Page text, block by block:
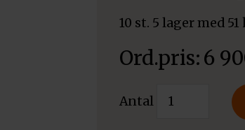
10 st. 5 lager med
6
Antal
mängd